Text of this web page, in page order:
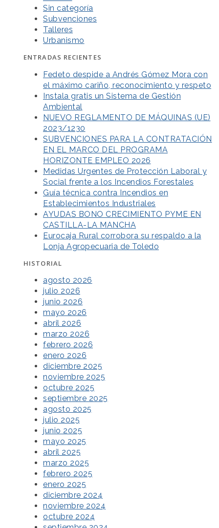
Sin categoría
Subvenciones
Talleres
Urbanismo
ENTRADAS RECIENTES
Fedeto despide a Andrés Gómez Mora con
el máximo cariño, reconocimiento y respeto
Instala gratis un Sistema de Gestión
Ambiental
NUEVO REGLAMENTO DE MÁQUINAS (UE)
2023/1230
SUBVENCIONES PARA LA CONTRATACIÓN
EN EL MARCO DEL PROGRAMA
HORIZONTE EMPLEO 2026
Medidas Urgentes de Protección Laboral y
Social frente a los Incendios Forestales
Guía técnica contra Incendios en
Establecimientos Industriales
AYUDAS BONO CRECIMIENTO PYME EN
CASTILLA-LA MANCHA
Eurocaja Rural corrobora su respaldo a la
Lonja Agropecuaria de Toledo
HISTORIAL
agosto 2026
julio 2026
junio 2026
mayo 2026
abril 2026
marzo 2026
febrero 2026
enero 2026
diciembre 2025
noviembre 2025
octubre 2025
septiembre 2025
agosto 2025
julio 2025
junio 2025
mayo 2025
abril 2025
marzo 2025
febrero 2025
enero 2025
diciembre 2024
noviembre 2024
octubre 2024